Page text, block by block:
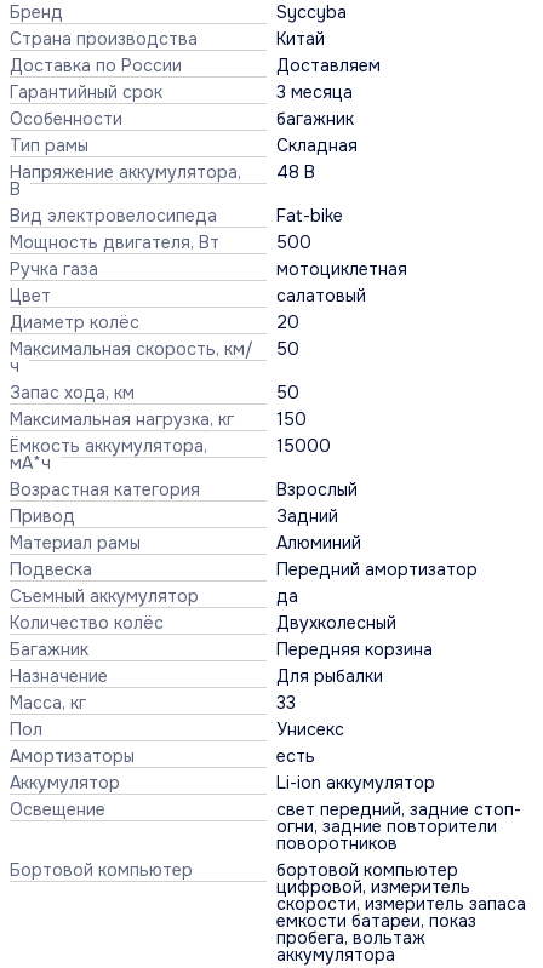
Бренд
Syccyba
Страна производства
Китай
Доставка по России
Доставляем
Гарантийный срок
3 месяца
Особенности
багажник
Тип рамы
Складная
Напряжение аккумулятора,
В
48 В
Вид электровелосипеда
Fat-bike
Мощность двигателя, Вт
500
Ручка газа
мотоциклетная
Цвет
салатовый
Диаметр колёс
20
Максимальная скорость, км/
ч
50
Запас хода, км
50
Максимальная нагрузка, кг
150
Ёмкость аккумулятора,
мА*ч
15000
Возрастная категория
Взрослый
Привод
Задний
Материал рамы
Алюминий
Подвеска
Передний амортизатор
Съемный аккумулятор
да
Количество колёс
Двухколесный
Багажник
Передняя корзина
Назначение
Для рыбалки
Масса, кг
33
Пол
Унисекс
Амортизаторы
есть
Аккумулятор
Li-ion аккумулятор
Освещение
свет передний, задние стоп-
огни, задние повторители
поворотников
Бортовой компьютер
бортовой компьютер
цифровой, измеритель
скорости, измеритель запаса
емкости батареи, показ
пробега, вольтаж
аккумулятора